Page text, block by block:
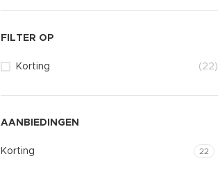
FILTER OP
Korting (22)
AANBIEDINGEN
Korting 22